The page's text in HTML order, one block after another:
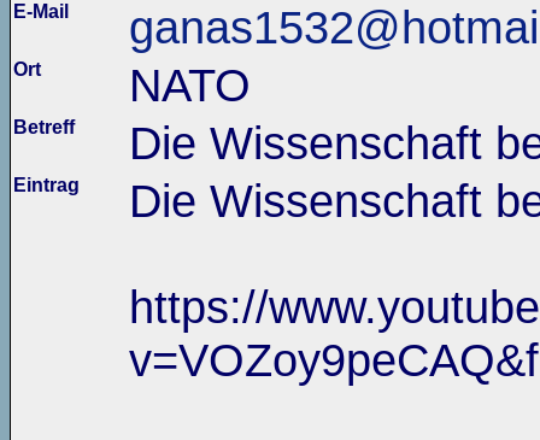
E-Mail
Ort NATO
Betreff Die Wissenschaft
Eintrag Die Wissenschaft
https://